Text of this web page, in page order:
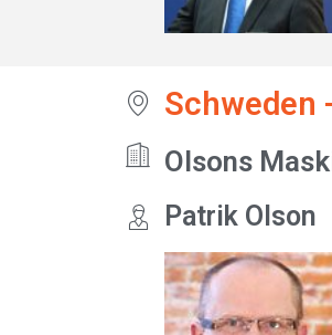
Schweden
Olsons
Patrik Olson